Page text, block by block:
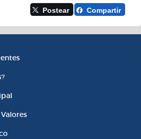
Compartir
Postear
Institucional